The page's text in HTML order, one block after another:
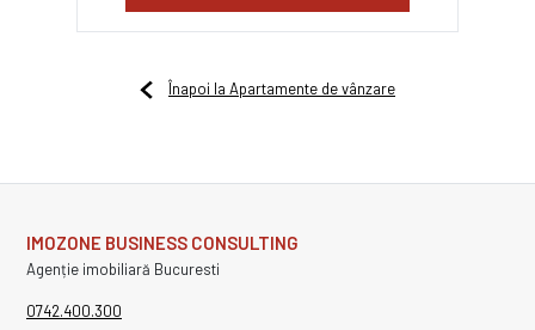
Înapoi la Apartamente de vânzare
IMOZONE BUSINESS CONSULTING
Agenție imobiliară Bucuresti
0742.400.300